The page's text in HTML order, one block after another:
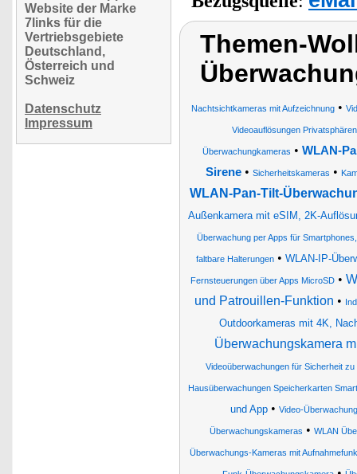
Website der Marke
7links für die
Vertriebsgebiete
Deutschland,
Österreich und
Schweiz
Datenschutz
Impressum
Themen-
Nachtsichtkameras mit Aufzeichnung •
Videoauflösungen
Überwachungkameras • WLAN-
Sirene• Sicherheitskameras •
WLAN-Pan-Tilt-
Außenkamera mit eSIM, 2K-
Überwachung per Apps für
faltbare Halterungen • WLAN-IP-
Fernsteuerungen über Apps MicroSD •
und Patrouillen-Funktion •
Outdoorkameras mit 4K,
Überwachungskamera
Videoüberwachungen für Sicherheit
Hausüberwachungen Speicherkarten
und App • Video-
Überwachungskameras • WLAN
Überwachungs-Kameras mit